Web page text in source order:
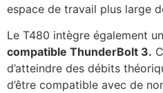
espace de travail plus large
Le T480 intègre également
compatible ThunderBolt 3.
d’atteindre des débits
d’être compatible avec de